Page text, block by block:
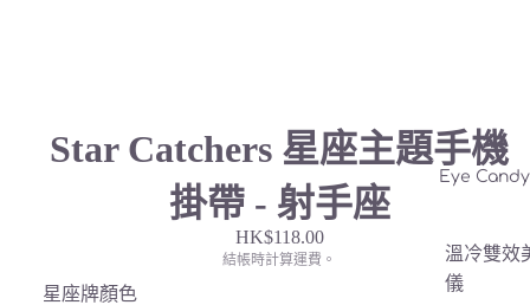
Eye
溫冷雙效
儀
Star Catchers 星座主題手機
掛帶 - 射手座
HK$118.00
結帳時計算運費。
星座牌顏色